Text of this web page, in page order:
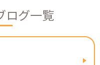
ログ一覧